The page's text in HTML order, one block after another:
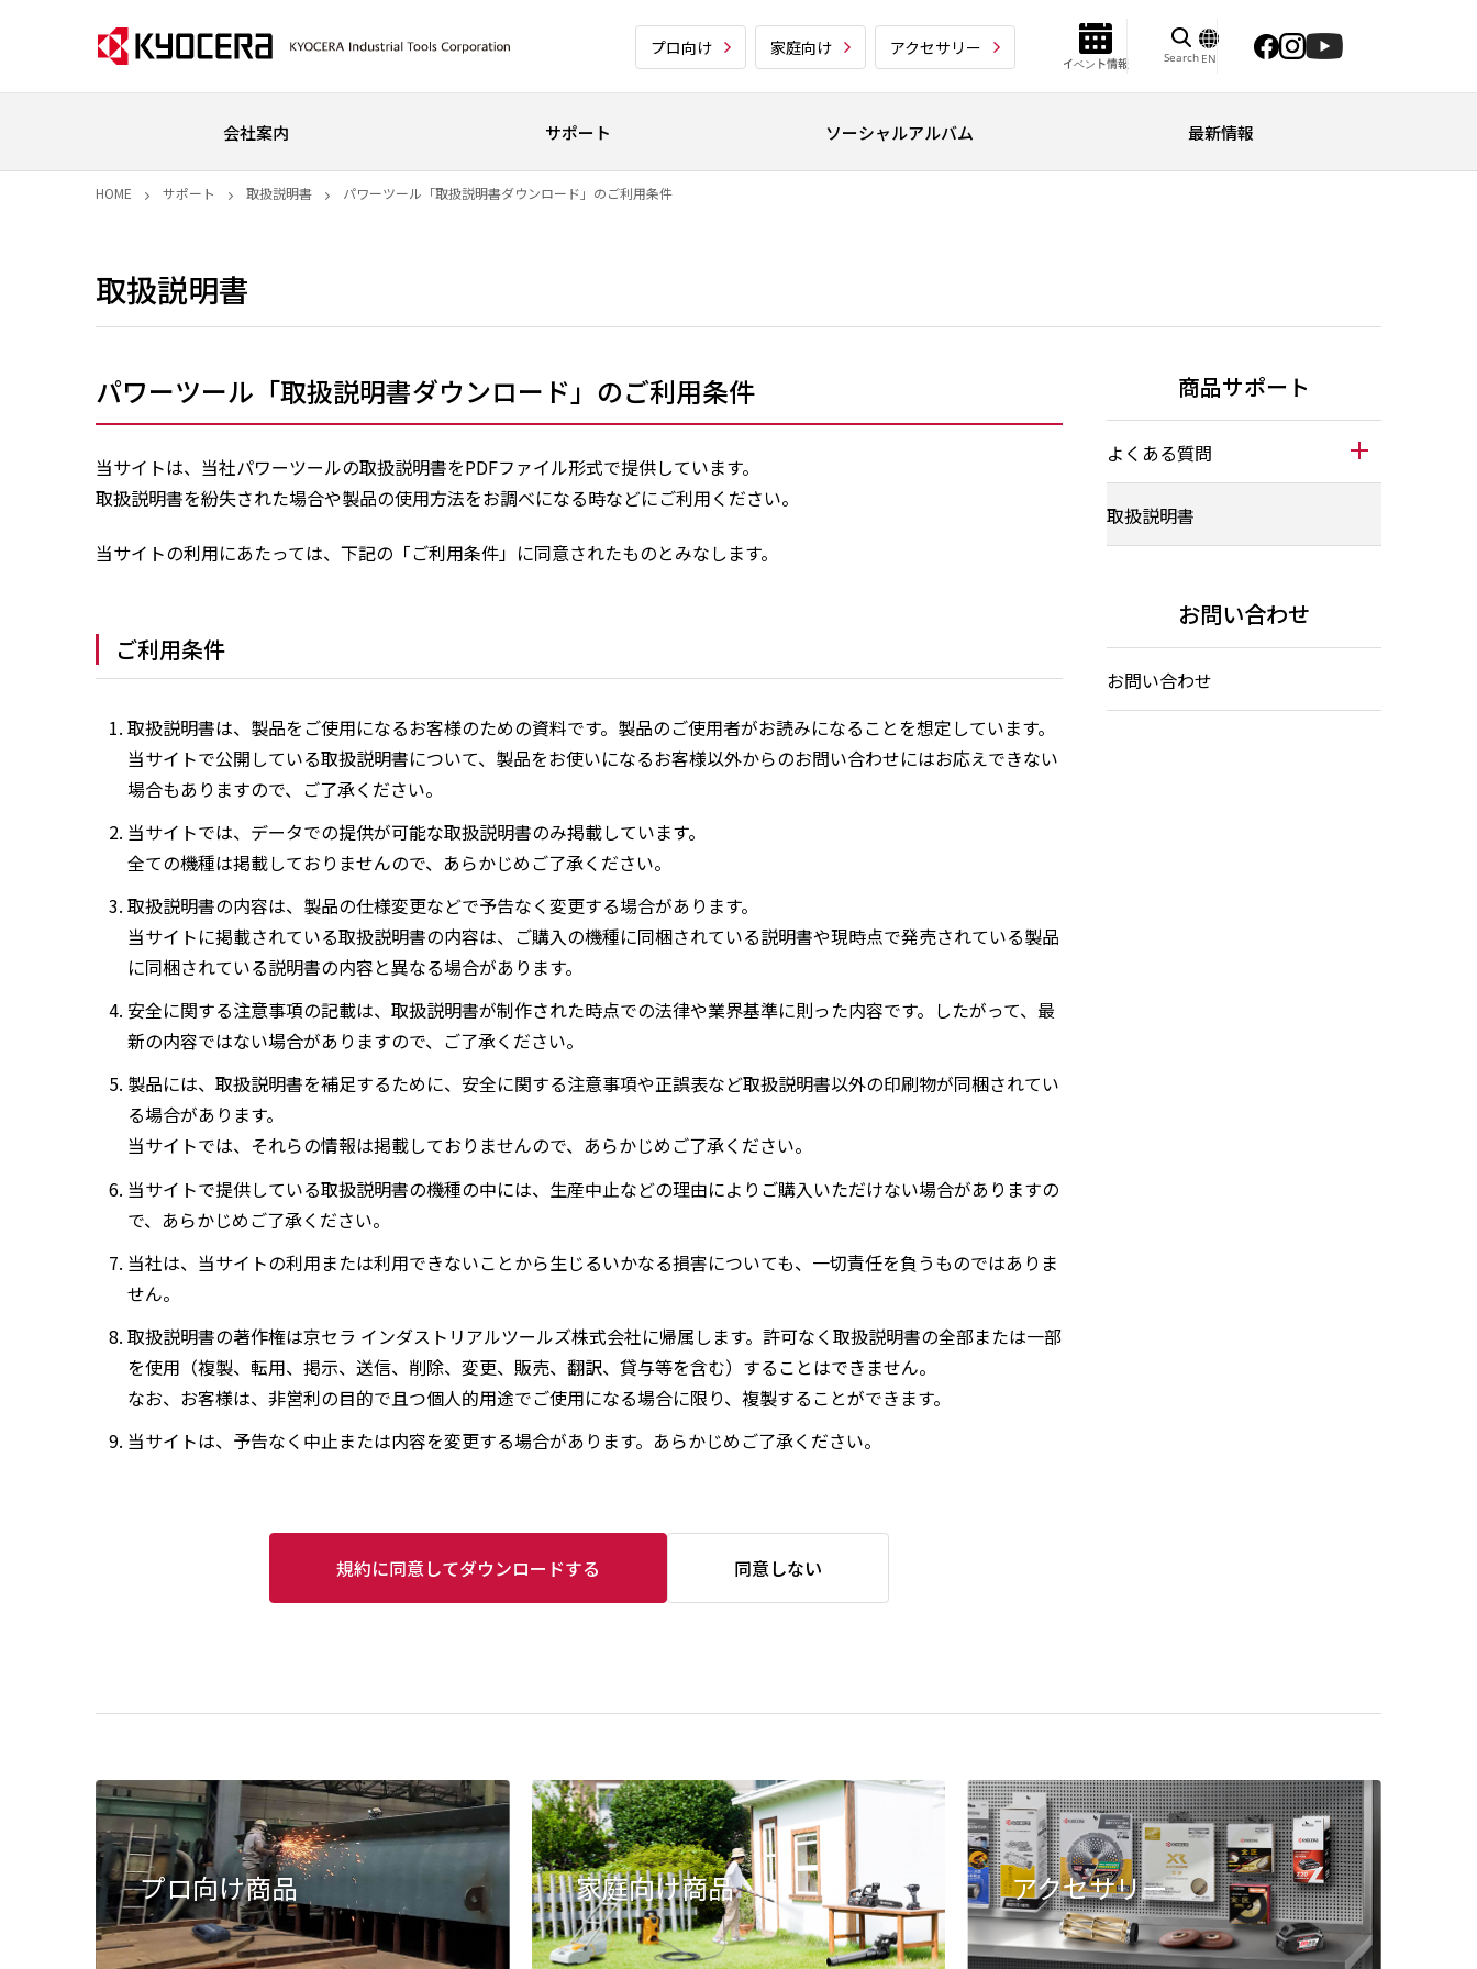
プロ向け 家庭向け アクセサリー
イベント情報 Search EN
会社案内 サポート ソーシャルアルバム 最新情報
HOME サポート 取扱説明書 パワーツール「取扱説明書ダウンロード」のご利用条件
取扱説明書
パワーツール「取扱説明書ダウンロード」のご利用条件
当サイトは、当社パワーツールの取扱説明書をPDFファイル形式で提供しています。
取扱説明書を紛失された場合や製品の使用方法をお調べになる時などにご利用ください。
当サイトの利用にあたっては、下記の「ご利用条件」に同意されたものとみなします。
ご利用条件
取扱説明書は、製品をご使用になるお客様のための資料です。製品のご使用者がお読みになることを想定しています。
当サイトで公開している取扱説明書について、製品をお使いになるお客様以外からのお問い合わせにはお応えできない
場合もありますので、ご了承ください。
当サイトでは、データでの提供が可能な取扱説明書のみ掲載しています。
全ての機種は掲載しておりませんので、あらかじめご了承ください。
取扱説明書の内容は、製品の仕様変更などで予告なく変更する場合があります。
当サイトに掲載されている取扱説明書の内容は、ご購入の機種に同梱されている説明書や現時点で発売されている製品
に同梱されている説明書の内容と異なる場合があります。
安全に関する注意事項の記載は、取扱説明書が制作された時点での法律や業界基準に則った内容です。したがって、最
新の内容ではない場合がありますので、ご了承ください。
製品には、取扱説明書を補足するために、安全に関する注意事項や正誤表など取扱説明書以外の印刷物が同梱されてい
る場合があります。
当サイトでは、それらの情報は掲載しておりませんので、あらかじめご了承ください。
当サイトで提供している取扱説明書の機種の中には、生産中止などの理由によりご購入いただけない場合がありますの
で、あらかじめご了承ください。
当社は、当サイトの利用または利用できないことから生じるいかなる損害についても、一切責任を負うものではありま
せん。
取扱説明書の著作権は京セラ インダストリアルツールズ株式会社に帰属します。許可なく取扱説明書の全部または一部
を使用（複製、転用、掲示、送信、削除、変更、販売、翻訳、貸与等を含む）することはできません。
なお、お客様は、非営利の目的で且つ個人的用途でご使用になる場合に限り、複製することができます。
当サイトは、予告なく中止または内容を変更する場合があります。あらかじめご了承ください。
規約に同意してダウンロードする 同意しない
商品サポート
よくある質問
取扱説明書
お問い合わせ
お問い合わせ
プロ向け商品 家庭向け商品 アクセサリー